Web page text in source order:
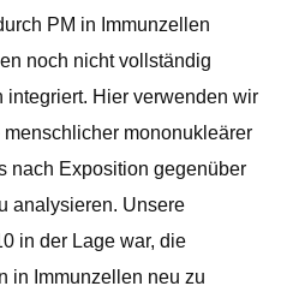
PM in Immunzellen
noch nicht vollständig
integriert. Hier verwenden wir
mononukleärer
nach Exposition gegenüber
analysieren. Unsere
in der Lage war, die
in Immunzellen neu zu